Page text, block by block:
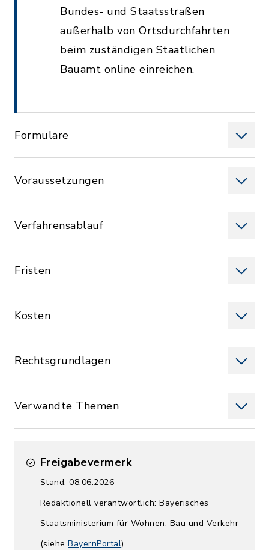
Bundes- und Staatsstraßen
außerhalb von Ortsdurchfahrten
beim zuständigen Staatlichen
Bauamt online einreichen.
Formulare
Voraussetzungen
Verfahrensablauf
Fristen
Kosten
Rechtsgrundlagen
Verwandte Themen
Freigabevermerk
Stand: 08.06.2026
Redaktionell verantwortlich: Bayerisches
Staatsministerium für Wohnen, Bau und Verkehr
(siehe BayernPortal)